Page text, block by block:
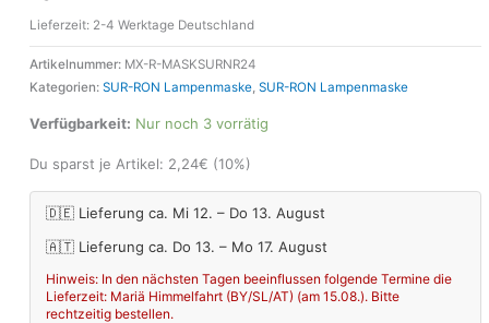
Lieferzeit: 2-4 Werktage Deutschland
Artikelnummer: MX-R-MASKSURNR24
Kategorien: SUR-RON Lampenmaske, SUR-RON Lampenmaske
Verfügbarkeit: Nur noch 3 vorrätig
Du sparst je Artikel: 2,24€ (10%)
🇩🇪 Lieferung ca. Mi 12. – Do 13. August
🇦🇹 Lieferung ca. Do 13. – Mo 17. August
Hinweis: In den nächsten Tagen beeinflussen folgende Termine die
Lieferzeit: Mariä Himmelfahrt (BY/SL/AT) (am 15.08.). Bitte
rechtzeitig bestellen.